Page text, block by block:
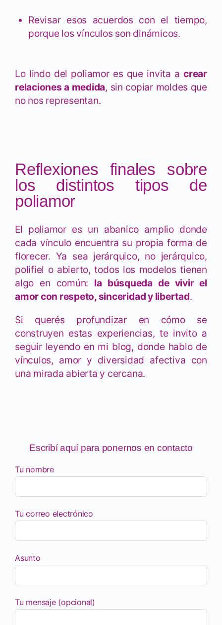
Revisar esos acuerdos con el tiempo,
porque los vínculos son dinámicos.
Lo lindo del poliamor es que invita acrear
relaciones a medida, sin copiar moldes que
no nos representan.
Reflexiones finales sobre
los distintos tipos de
poliamor
El poliamor es un abanico amplio donde
cada vínculo encuentra su propia forma de
florecer. Ya sea jerárquico, no jerárquico,
polifiel o abierto, todos los modelos tienen
algo en común: la búsqueda de vivir el
amor con respeto, sinceridad y libertad.
Si querés profundizar en cómo se
construyen estas experiencias, te invito a
seguir leyendo en mi blog, donde hablo de
vínculos, amor y diversidad afectiva con
una mirada abierta y cercana.
Escribí aquí para ponernos en contacto
Tu nombre
Tu correo electrónico
Asunto
Tu mensaje (opcional)